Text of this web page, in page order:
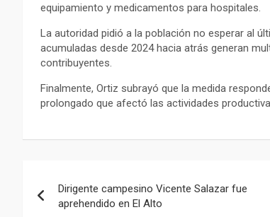
equipamiento y medicamentos para hospitales.
La autoridad pidió a la población no esperar al
acumuladas desde 2024 hacia atrás generan
contribuyentes.
Finalmente, Ortiz subrayó que la medida
prolongado que afectó las actividades
de
Dirigente campesino Vicente Salazar fue
aprehendido en El Alto